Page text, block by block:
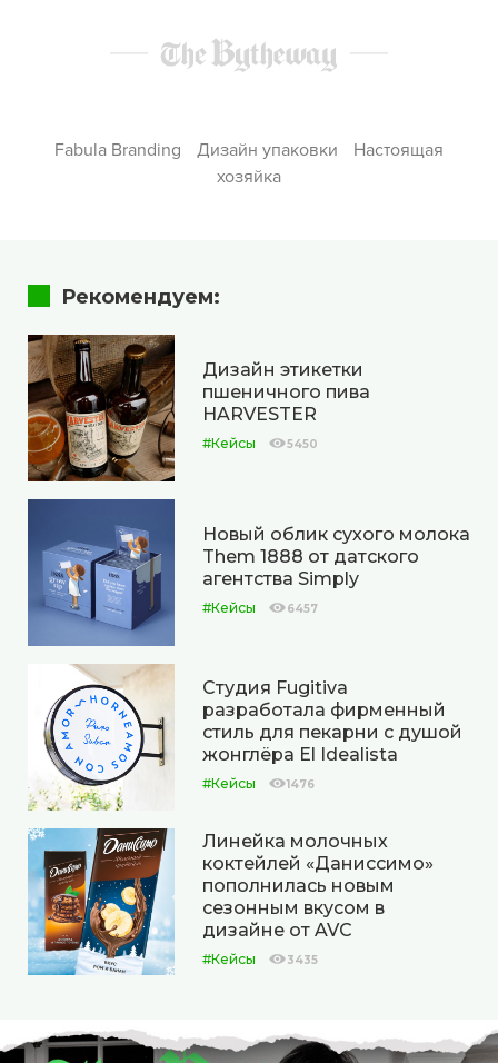
Fabula Branding Дизайн упаковки
Настоящая
хозяйка
Рекомендуем:
Дизайн этикетки
пшеничного пива
HARVESTER
#Кейсы 5450
Новый облик сухого молока
Them 1888 от датского
агентства Simply
#Кейсы 6457
Студия Fugitiva
разработала фирменный
стиль для пекарни с душой
жонглёра El Idealista
#Кейсы 1476
Линейка молочных
коктейлей «Даниссимо»
пополнилась новым
сезонным вкусом в
дизайне от AVC
#Кейсы 3435